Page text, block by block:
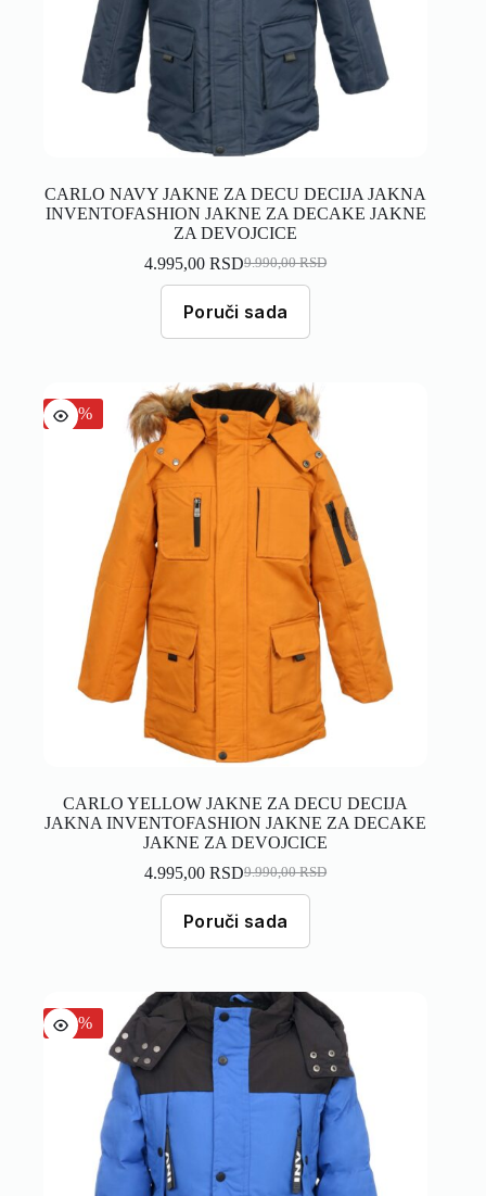
CARLO NAVY JAKNE ZA DECU DECIJA JAKNA
INVENTOFASHION JAKNE ZA DECAKE JAKNE
ZA DEVOJCICE
9.990,00RSD
4.995,00RSD
Poruči sada
-50%
CARLO YELLOW JAKNE ZA DECU DECIJA
JAKNA INVENTOFASHION JAKNE ZA DECAKE
JAKNE ZA DEVOJCICE
9.990,00RSD
4.995,00RSD
Poruči sada
-30%